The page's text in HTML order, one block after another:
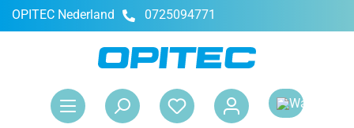
OPITEC Nederland 0725094771